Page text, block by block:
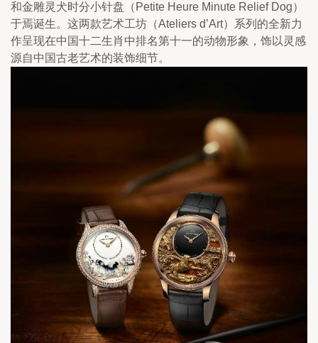
和金雕灵犬时分小针盘（Petite Heure Minute Relief Dog）
于焉诞生。这两款艺术工坊（Ateliers d’Art）系列的全新力
作呈现在中国十二生肖中排名第十一的动物形象，饰以灵感
源自中国古老艺术的装饰细节。